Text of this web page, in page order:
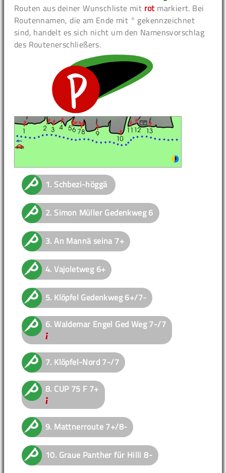
Routen aus deiner Wunschliste mit rot markiert. Bei
Routennamen, die am Ende mit ° gekennzeichnet
sind, handelt es sich nicht um den Namensvorschlag
des Routenerschließers.
1. Schbezi-höggä
2. Simon Müller Gedenkweg6
3.An Mannä seina7+
4.Vajoletweg6+
5. Klöpfel Gedenkweg6+/7-
6.Waldemar Engel Ged Weg7-/7
7. Klöpfel-Nord 7-/7
8. CUP 75 F7+
9. Mattnerroute 7+/8-
10. Graue Panther für Hilli 8-